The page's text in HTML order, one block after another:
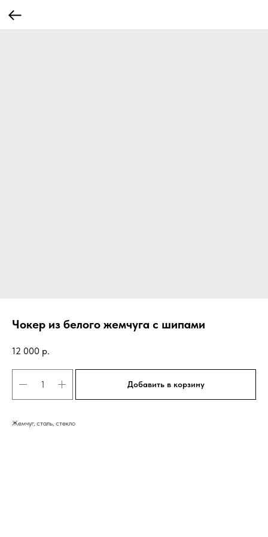
Чокер из белого жемчуга с шипами
12 000 р.
Добавить в корзину
Жемчуг, сталь, стекло